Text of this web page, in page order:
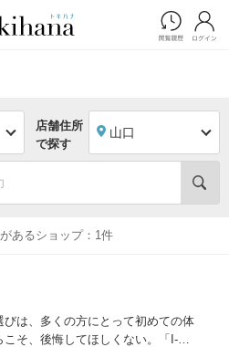
店舗住所
で探す
山口
あるショップ：1件
びは、多くの方にとって初めての体
こそ、後悔してほしくない。「I-